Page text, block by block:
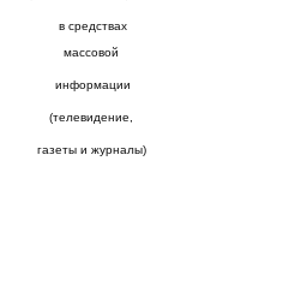
в средствах
массовой
информации
(телевидение,
газеты и журналы)